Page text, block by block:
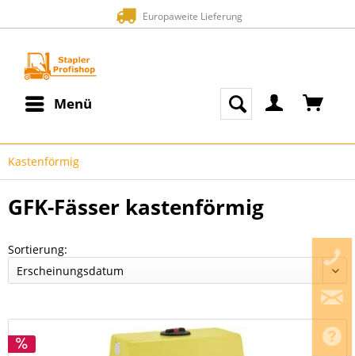
Europaweite Lieferung
Menü
Kastenförmig
GFK-Fässer kastenförmig
Sortierung: